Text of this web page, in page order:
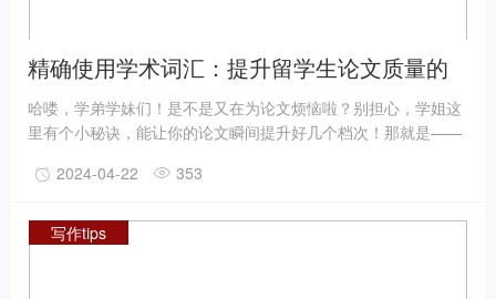
精确使用学术词汇：提升留学生论文质量的
关键技巧
哈喽，学弟学妹们！是不是又在为论文烦恼啦？别担心，学姐这
里有个小秘诀，能让你的论文瞬间提升好几个档次！那就是——
来，就跟着学姐一起探索这个神奇的技巧吧！
2024-04-22 353
写作tips